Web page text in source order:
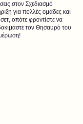
στον Σχεδιασμό
για πολλές ομάδες και
οπότε φροντίστε να
τον Θησαυρό του